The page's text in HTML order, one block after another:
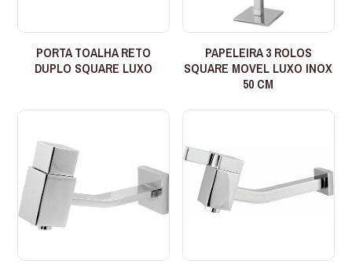
PORTA TOALHA RETO
DUPLO SQUARE LUXO
PAPELEIRA 3 ROLOS
SQUARE MOVEL LUXO INOX
50 CM